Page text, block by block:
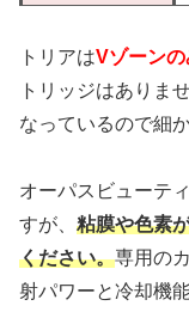
トリアはVゾーン
トリッジはありま
なっているので細
オーパスビューテ
すが、 粘膜や色素
ください。専用の
射パワーと冷却機